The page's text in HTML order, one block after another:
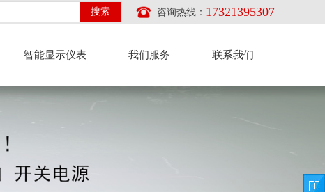
咨询热线： 17321395307
智能显示仪表 我们服务 联系我们